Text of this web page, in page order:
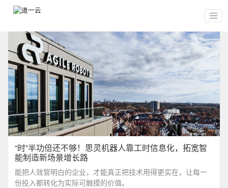
“时”半功倍还不够！思灵机器人靠工时信息化，拓宽智
能制造新场景增长路
能把人效管明白的企业，才能真正把技术用得更实在，让每一
份投入都转化为实际可触摸的价值。